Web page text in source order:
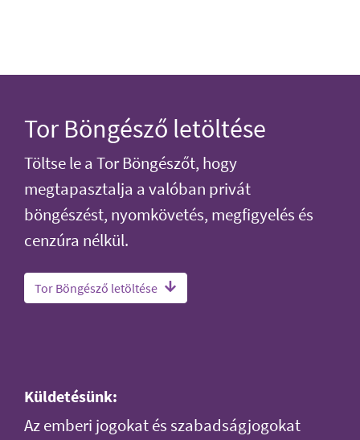
Tor Böngésző letöltése
Töltse le a Tor Böngészőt, hogy
megtapasztalja a valóban privát
böngészést, nyomkövetés, megfigyelés és
cenzúra nélkül.
Tor Böngésző letöltése
Küldetésünk:
Az emberi jogokat és szabadságjogokat